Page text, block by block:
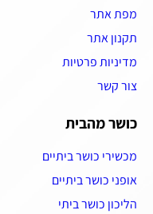
מפת אתר
תקנון אתר
מדיניות פרטיות
צור קשר
כושר מהבית
מכשירי כושר ביתיים
אופני כושר ביתיים
הליכון כושר ביתי